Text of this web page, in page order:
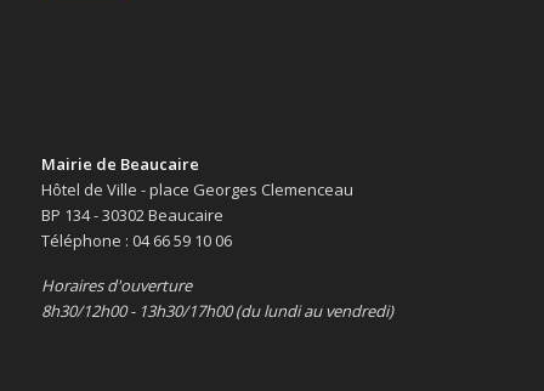
Mairie de Beaucaire
Hôtel de Ville - place Georges Clemenceau
BP 134 - 30302 Beaucaire
Téléphone : 04 66 59 10 06
Horaires d'ouverture
8h30/12h00 - 13h30/17h00 (du lundi au vendredi)